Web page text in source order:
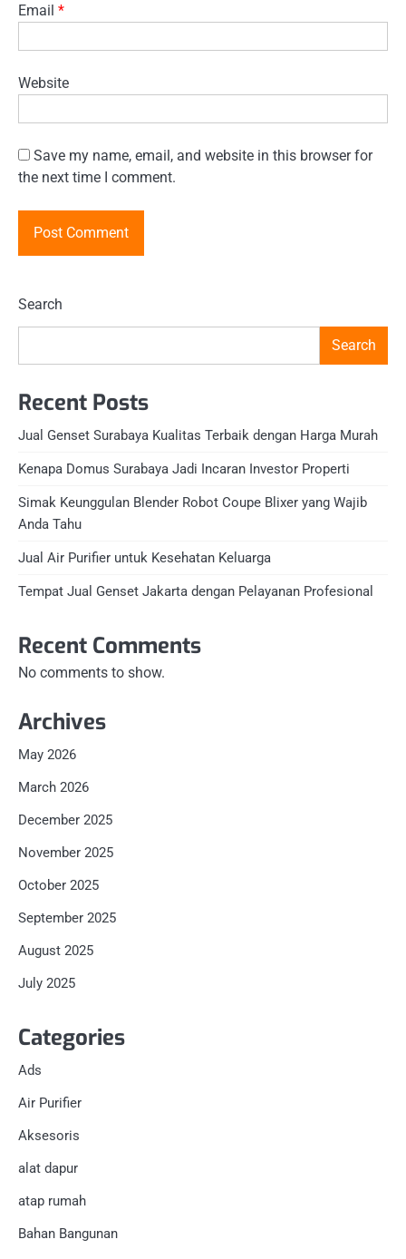
Email *
Website
Save my name, email, and website in this browser for
the next time I comment.
Search
Search
Recent Posts
Jual Genset Surabaya Kualitas Terbaik dengan Harga Murah
Kenapa Domus Surabaya Jadi Incaran Investor Properti
Simak Keunggulan Blender Robot Coupe Blixer yang Wajib
Anda Tahu
Jual Air Purifier untuk Kesehatan Keluarga
Tempat Jual Genset Jakarta dengan Pelayanan Profesional
Recent Comments
No comments to show.
Archives
May 2026
March 2026
December 2025
November 2025
October 2025
September 2025
August 2025
July 2025
Categories
Ads
Air Purifier
Aksesoris
alat dapur
atap rumah
Bahan Bangunan